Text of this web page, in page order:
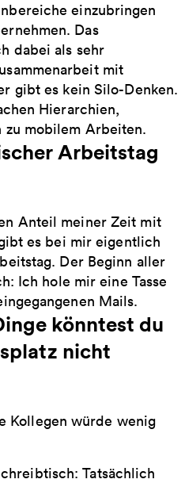
einzubringen
Das
dabei als sehr
mit
gibt es kein Silo-Denken.
Hierarchien,
zu mobilem Arbeiten.
Arbeitstag
Anteil meiner Zeit mit
es bei mir eigentlich
Der Beginn aller
Ich hole mir eine Tasse
Mails.
könntest du
nicht
Kollegen würde wenig
Tatsächlich